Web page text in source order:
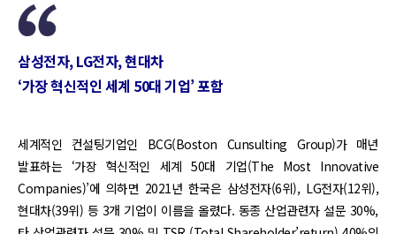
삼성전자, LG전자, 현대차
‘가장 혁신적인 세계 50대 기업’ 포함
세계적인 컨설팅기업인 BCG(Boston Cunsulting Group)가 매년
발표하는 ‘가장 혁신적인 세계 50대 기업(The Most Innovative
Companies)’에 의하면 2021년 한국은 삼성전자(6위), LG전자(12위),
현대차(39위) 등 3개 기업이 이름을 올렸다. 동종 산업관련자 설문 30%,